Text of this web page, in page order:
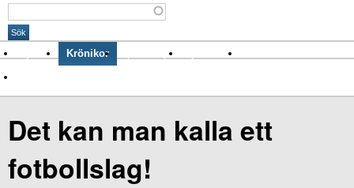
Nyheter Krönikor Sport & spel Nyhetsbrev
Det kan man kalla ett
fotbollslag!